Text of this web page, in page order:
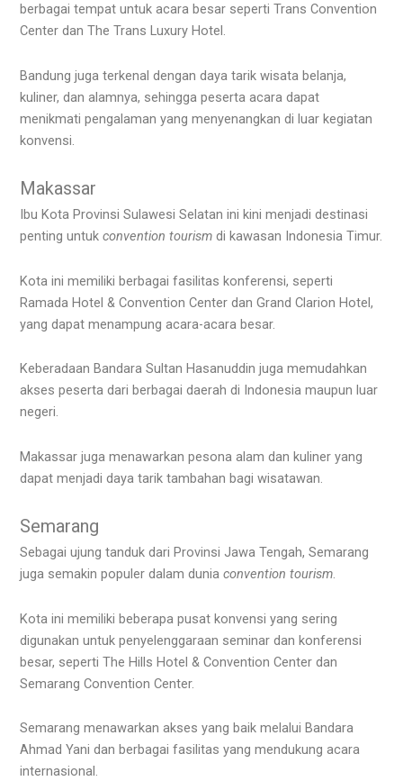
berbagai tempat untuk acara besar seperti Trans Convention
Center dan The Trans Luxury Hotel.
Bandung juga terkenal dengan daya tarik wisata belanja,
kuliner, dan alamnya, sehingga peserta acara dapat
menikmati pengalaman yang menyenangkan di luar kegiatan
konvensi.
Makassar
Ibu Kota Provinsi Sulawesi Selatan ini kini menjadi destinasi
penting untukconvention tourism di kawasan Indonesia Timur.
Kota ini memiliki berbagai fasilitas konferensi, seperti
Ramada Hotel & Convention Center dan Grand Clarion Hotel,
yang dapat menampung acara-acara besar.
Keberadaan Bandara Sultan Hasanuddin juga memudahkan
akses peserta dari berbagai daerah di Indonesia maupun luar
negeri.
Makassar juga menawarkan pesona alam dan kuliner yang
dapat menjadi daya tarik tambahan bagi wisatawan.
Semarang
Sebagai ujung tanduk dari Provinsi Jawa Tengah, Semarang
juga semakin populer dalam duniaconvention tourism.
Kota ini memiliki beberapa pusat konvensi yang sering
digunakan untuk penyelenggaraan seminar dan konferensi
besar, seperti The Hills Hotel & Convention Center dan
Semarang Convention Center.
Semarang menawarkan akses yang baik melalui Bandara
Ahmad Yani dan berbagai fasilitas yang mendukung acara
internasional.